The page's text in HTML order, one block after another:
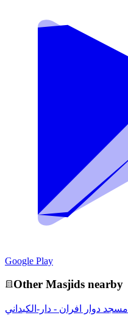
Google Play
Other Masjids nearby
مسجد دوار افران - دار-الكبداني